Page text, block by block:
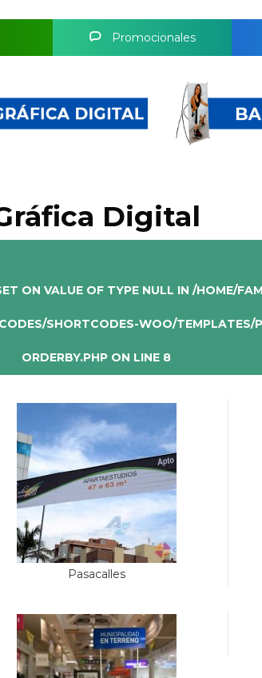
Promocionales
Digital
ON VALUE OF TYPE NULL IN /HOME/
SHORTCODES-WOO/
ORDERBY.PHP ON LINE 8
Pasacalles